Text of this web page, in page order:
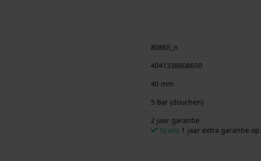
80865_n
4041338808650
40 mm
5 Bar (douchen)
2 jaar garantie
Gratis 1 jaar extra garantie